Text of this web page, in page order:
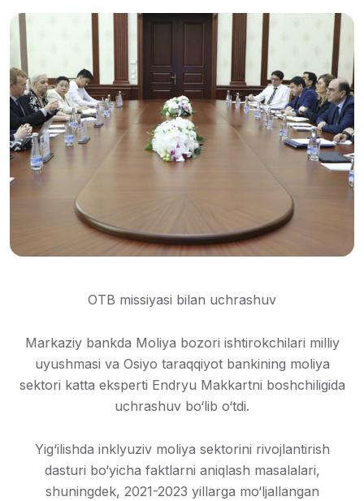
OTB missiyasi bilan uchrashuv
Markaziy bankda Moliya bozori ishtirokchilari milliy
uyushmasi va Osiyo taraqqiyot bankining moliya
sektori katta eksperti Endryu Makkartni boshchiligida
uchrashuv bo‘lib o‘tdi.
Yig‘ilishda inklyuziv moliya sektorini rivojlantirish
dasturi bo‘yicha faktlarni aniqlash masalalari,
shuningdek, 2021-2023 yillarga mo‘ljallangan